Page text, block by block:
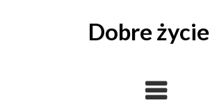
Dobre życie